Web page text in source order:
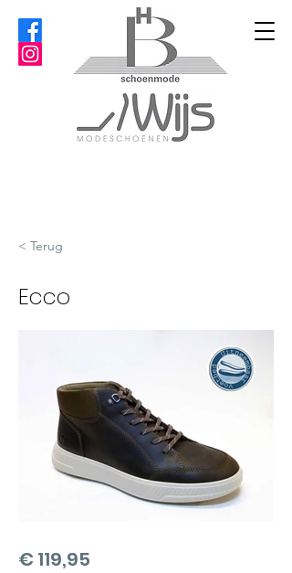
< Terug
Ecco
€ 119,95